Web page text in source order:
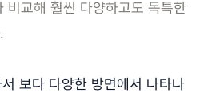
비교해 훨씬 다양하고도 독특한
보다 다양한 방면에서 나타나